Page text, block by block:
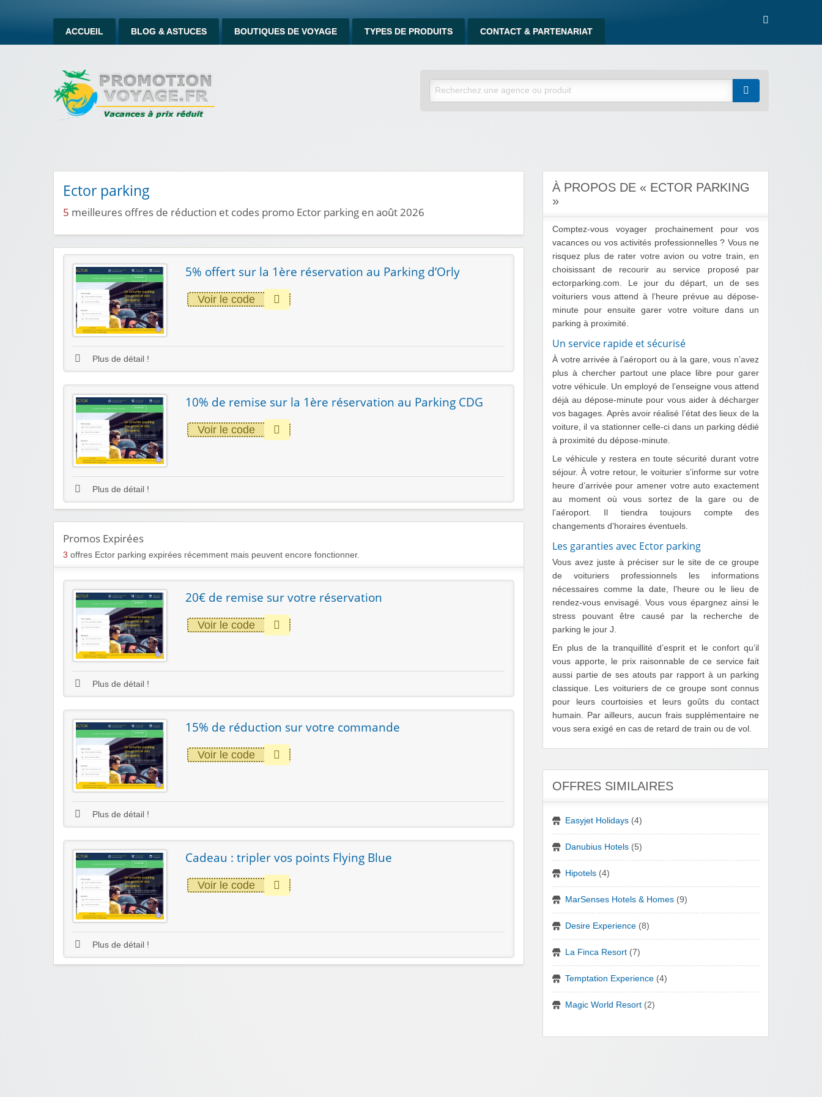
ACCUEIL BLOG & ASTUCES BOUTIQUES DE VOYAGE TYPES DE PRODUITS CONTACT & PARTENARIAT
Ector parking
5 meilleures offres de réduction et codes promo Ector parking en août 2026
5% offert sur la 1ère réservation au Parking d’Orly
Voir le code
Plus de détail !
10% de remise sur la 1ère réservation au Parking CDG
Voir le code
Plus de détail !
Promos Expirées
3 offres Ector parking expirées récemment mais peuvent encore fonctionner.
20€ de remise sur votre réservation
Voir le code
Plus de détail !
15% de réduction sur votre commande
Voir le code
Plus de détail !
Cadeau : tripler vos points Flying Blue
Voir le code
Plus de détail !
À PROPOS DE « ECTOR PARKING
»
Comptez-vous voyager prochainement pour vos
vacances ou vos activités professionnelles ? Vous ne
risquez plus de rater votre avion ou votre train, en
choisissant de recourir au service proposé par
ectorparking.com. Le jour du départ, un de ses
voituriers vous attend à l’heure prévue au dépose-
minute pour ensuite garer votre voiture dans un
parking à proximité.
Un service rapide et sécurisé
À votre arrivée à l’aéroport ou à la gare, vous n’avez
plus à chercher partout une place libre pour garer
votre véhicule. Un employé de l’enseigne vous attend
déjà au dépose-minute pour vous aider à décharger
vos bagages. Après avoir réalisé l’état des lieux de la
voiture, il va stationner celle-ci dans un parking dédié
à proximité du dépose-minute.
Le véhicule y restera en toute sécurité durant votre
séjour. À votre retour, le voiturier s’informe sur votre
heure d’arrivée pour amener votre auto exactement
au moment où vous sortez de la gare ou de
l’aéroport. Il tiendra toujours compte des
changements d’horaires éventuels.
Les garanties avec Ector parking
Vous avez juste à préciser sur le site de ce groupe
de voituriers professionnels les informations
nécessaires comme la date, l’heure ou le lieu de
rendez-vous envisagé. Vous vous épargnez ainsi le
stress pouvant être causé par la recherche de
parking le jour J.
En plus de la tranquillité d’esprit et le confort qu’il
vous apporte, le prix raisonnable de ce service fait
aussi partie de ses atouts par rapport à un parking
classique. Les voituriers de ce groupe sont connus
pour leurs courtoisies et leurs goûts du contact
humain. Par ailleurs, aucun frais supplémentaire ne
vous sera exigé en cas de retard de train ou de vol.
OFFRES SIMILAIRES
Easyjet Holidays (4)
Danubius Hotels (5)
Hipotels (4)
MarSenses Hotels & Homes (9)
Desire Experience (8)
La Finca Resort (7)
Temptation Experience (4)
Magic World Resort (2)